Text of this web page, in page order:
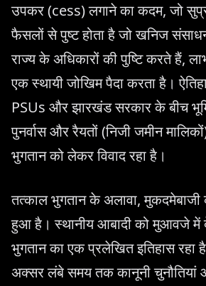
उपकर (cess) लगाने का कदम, जो
फैसलों से पुष्ट होता है जो खनिज
राज्य के अधिकारों की पुष्टि करते हैं,
एक स्थायी जोखिम पैदा करता है।
PSUs और झारखंड सरकार के बीच
पुनर्वास और रैयतों (निजी जमीन
भुगतान को लेकर विवाद रहा है।
तत्काल भुगतान के अलावा, मुकदमेबाजी
हुआ है। स्थानीय आबादी को मुआवजे में
भुगतान का एक प्रलेखित इतिहास रहा
अक्सर लंबे समय तक कानूनी चुनौतियां